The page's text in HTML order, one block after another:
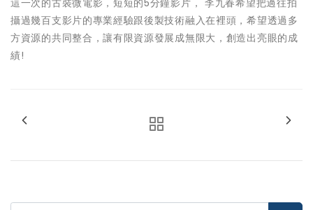
攝過幾百支影片的專業經驗跟後製技術融入在裡頭，希望透過多
方資源的共同整合，讓有限資源發展成無限大，創造出亮眼的成
績!